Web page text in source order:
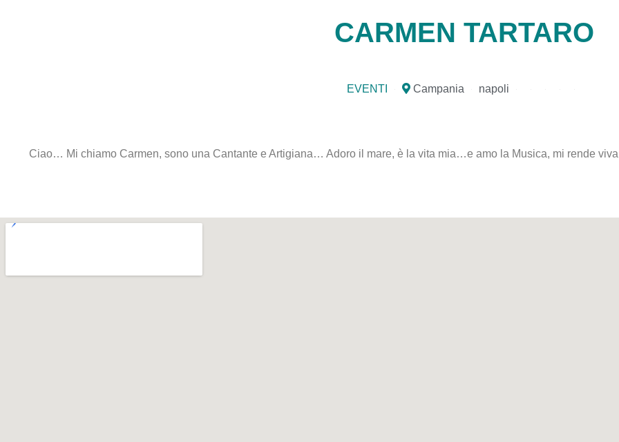
CARMEN TARTARO
EVENTI Campania napoli
Ciao… Mi chiamo Carmen, sono una Cantante e Artigiana… Adoro il mare, è la vita mia…e amo la Musica, mi rende